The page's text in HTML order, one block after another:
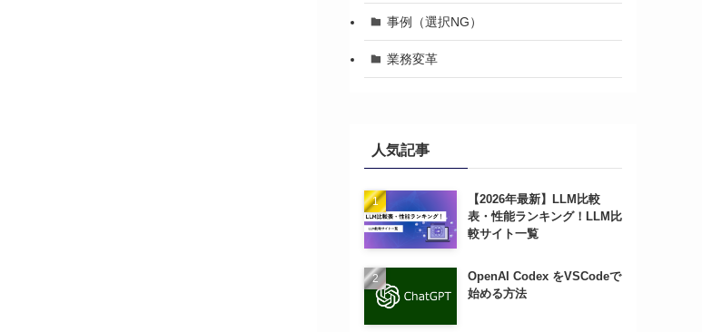
事例（選択NG）
業務変革
人気記事
【2026年最新】LLM比較
表・性能ランキング！LLM比
較サイト一覧
OpenAI Codex をVSCodeで
始める方法